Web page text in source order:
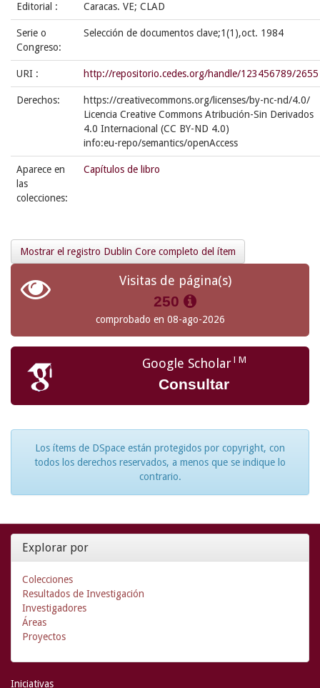
Editorial : Caracas. VE; CLAD
Serie o
Congreso:
Selección de documentos clave;1(1),oct. 1984
URI : http://repositorio.cedes.org/handle/123456789/2655
Derechos:
https://creativecommons.org/licenses/by-nc-nd/4.0/
Licencia Creative Commons Atribución-Sin Derivados
4.0 Internacional (CC BY-ND 4.0)
info:eu-repo/semantics/openAccess
Aparece en
las
colecciones:
Capítulos de libro
Mostrar el registro Dublin Core completo del ítem
Visitas de página(s)
250
comprobado en 08-ago-2026
Google ScholarTM
Consultar
Los ítems de DSpace están protegidos por copyright, con
todos los derechos reservados, a menos que se indique lo
contrario.
Explorar por
Colecciones
Resultados de Investigación
Investigadores
Áreas
Proyectos
Iniciativas